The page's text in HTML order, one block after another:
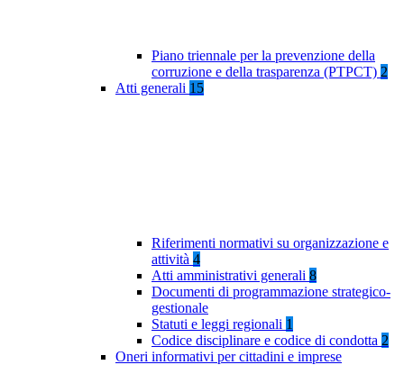
Piano triennale per la prevenzione della
corruzione e della trasparenza (PTPCT) 2
Atti generali 15
Riferimenti normativi su organizzazione e
attività 4
Atti amministrativi generali 8
Documenti di programmazione strategico-
gestionale
Statuti e leggi regionali 1
Codice disciplinare e codice di condotta 2
Oneri informativi per cittadini e imprese